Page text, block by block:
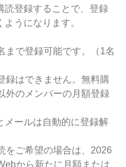
読登録することで、登録
うになります。
で登録可能です。（1名
録はできません。無料購
外のメンバーの月額登録
ールは自動的に登録解
をご希望の場合は、2026
から新たに月額または